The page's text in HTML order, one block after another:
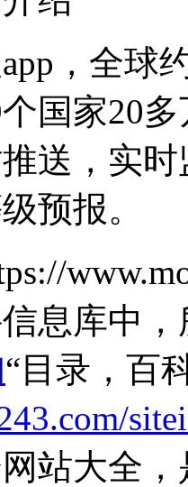
，全球
国家20
送，实
预报。
息库中
“目录，百
站大全